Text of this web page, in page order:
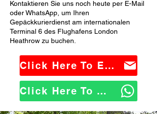
Kontaktieren Sie uns noch heute per E-Mail
oder WhatsApp, um Ihren
Gepäckkurierdienst am internationalen
Terminal 6 des Flughafens London
Heathrow zu buchen.
Click Here To Email Us
Click Here To WhatsApp Us